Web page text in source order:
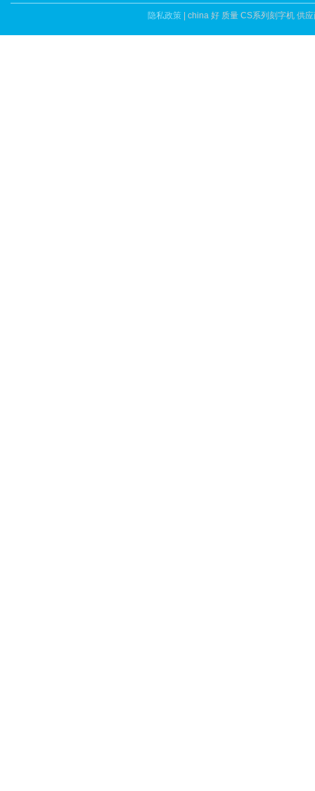
隐私政策| china 好 质量 CS系列刻字机 供